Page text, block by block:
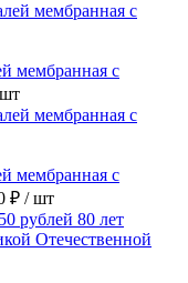
мембранная с
мембранная с
₽ / шт